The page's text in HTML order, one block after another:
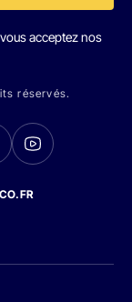
acceptez nos
réservés.